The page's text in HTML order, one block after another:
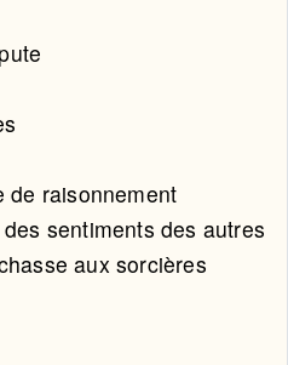
de raisonnement
sentiments des autres
aux sorcières